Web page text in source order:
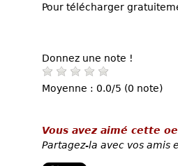
Pour télécharger
Donnez une note !
Moyenne : 0.0/5 (0 note)
Vous avez aimé cette
Partagez-la avec vos amis